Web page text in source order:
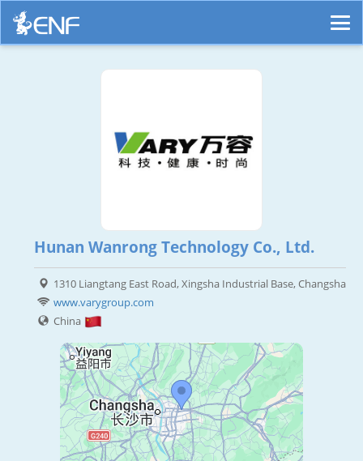
Hunan Wanrong Technology Co., Ltd.
1310 Liangtang East Road, Xingsha Industrial Base, Changsha
www.varygroup.com
China